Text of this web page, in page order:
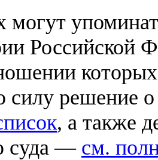
могут
Российской
силу решение
, а также
суда — см.